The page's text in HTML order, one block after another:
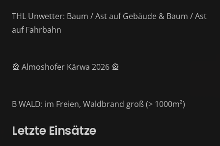
THL Unwetter: Baum / Ast auf Gebäude & Baum / Ast
auf Fahrbahn
🎡 Almoshofer Kärwa 2026 🎡
B WALD: im Freien, Waldbrand groß (> 1000m²)
Letzte Einsätze